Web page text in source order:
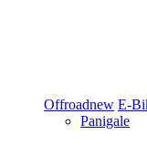
Offroadnew E-
Panigale